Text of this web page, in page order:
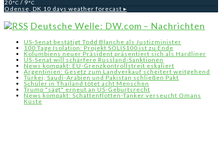
20°C / 9°C
Odense, DK 10 days weather forecast ▸
Deutsche Welle: DW.com – Nachrichten
US-Senat bestätigt Todd Blanche als Justizminister
100 Tage Isolation: Projekt SOLIS100 ist zu Ende
Kolumbiens neuer Präsident präsentiert sich als Hardliner
US-Senat will schärfere Russland-Sanktionen
News kompakt: EU-Grenzkontrollstreit eskaliert
Argentinien: Gesetz zum Landverkauf scheitert weitgehend
Türkei, Saudi-Arabien und Pakistan schließen Pakt
Schüler in Thailand tötet acht Menschen
Trump "sägt" erneut an US-Geburtsrecht
News kompakt: Schattenflotten-Tanker verseucht Omans
Küste